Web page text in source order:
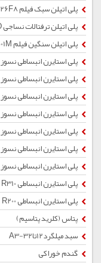
پلی اتیلن سبک فیلم 2426F8
پلی اتیلن ترفتالات نساجی TG641 MOD
پلی اتیلن سنگین فیلم 50B01M
پلی استایرن انبساطی نسوز R400
پلی استایرن انبساطی نسوز R310
پلی استایرن انبساطی نسوز R300
پلی استایرن انبساطی نسوز R200
پلی استایرن انبساطی نسوز F400
پلی استایرن انبساطی نسوز F300
پلی استایرن انبساطی نسوز F200
پلی استایرن انبساطی R310
پلی استایرن انبساطی R200
پتاس (کلرید پتاسیم)
سبد میلگرد12تا32-A3
گندم خوراکی